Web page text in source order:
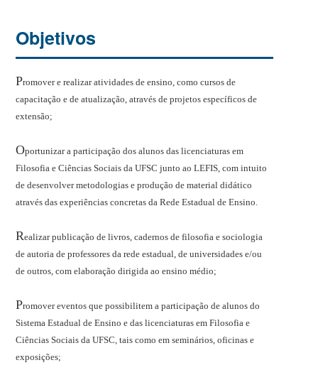
Objetivos
Promover e realizar atividades de ensino, como cursos de
capacitação e de atualização, através de projetos específicos de
extensão;
Oportunizar a participação dos alunos das licenciaturas em
Filosofia e Ciências Sociais da UFSC junto ao LEFIS, com intuito
de desenvolver metodologias e produção de material didático
através das experiências concretas da Rede Estadual de Ensino.
Realizar publicação de livros, cadernos de filosofia e sociologia
de autoria de professores da rede estadual, de universidades e/ou
de outros, com elaboração dirigida ao ensino médio;
Promover eventos que possibilitem a participação de alunos do
Sistema Estadual de Ensino e das licenciaturas em Filosofia e
Ciências Sociais da UFSC, tais como em seminários, oficinas e
exposições;